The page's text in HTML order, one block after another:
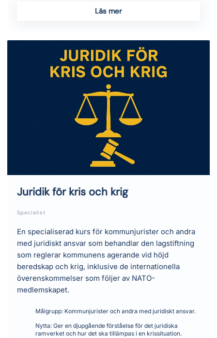
Läs mer
Juridik för kris och krig
Specialist
En specialiserad kurs för kommunjurister och andra
med juridiskt ansvar som behandlar den lagstiftning
som reglerar kommunens agerande vid höjd
beredskap och krig, inklusive de internationella
överenskommelser som följer av NATO-
medlemskapet.
Målgrupp:Kommunjurister och andra med juridiskt ansvar.
Nytta:Ger en djupgående förståelse för det juridiska
ramverket och hur det ska tillämpas i en krissituation.